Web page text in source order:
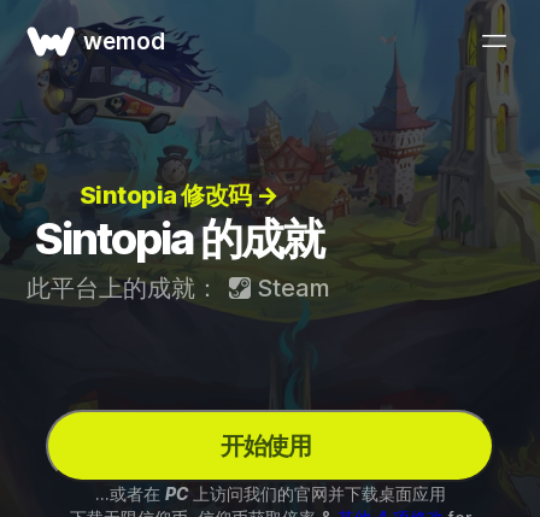
wemod
Sintopia 修改码 →
Sintopia 的成就
此平台上的成就： Steam
开始使用
...或者在 PC上访问我们的官网并下载桌面应用